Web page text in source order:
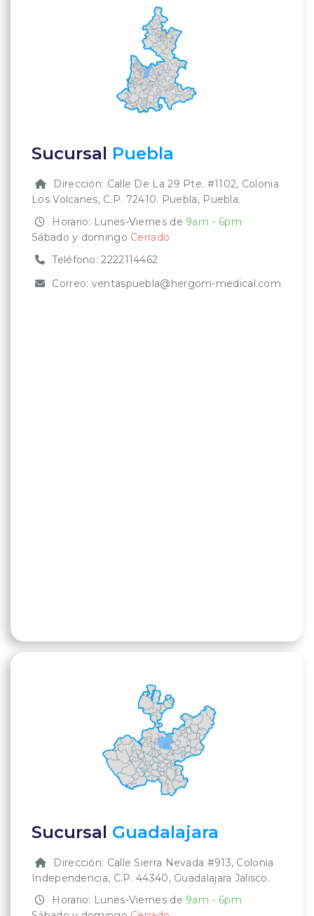
Sucursal Puebla
Dirección: Calle De La 29 Pte. #1102, Colonia
Los Volcanes, C.P. 72410. Puebla, Puebla.
Horario: Lunes-Viernes de 9am - 6pm
Sábado y domingo Cerrado
Teléfono:2222114462
Correo: ventaspuebla@hergom-medical.com
Sucursal Guadalajara
Dirección: Calle Sierra Nevada #913, Colonia
Independencia, C.P. 44340, Guadalajara Jalisco.
Horario: Lunes-Viernes de 9am - 6pm